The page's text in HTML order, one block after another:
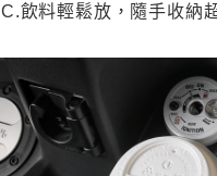
飲料輕鬆放，隨手收納